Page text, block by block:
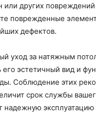
или других
поврежденные
дефектов.
уход за натяжным
его эстетичный вид и
Соблюдение этих
срок службы
надежную